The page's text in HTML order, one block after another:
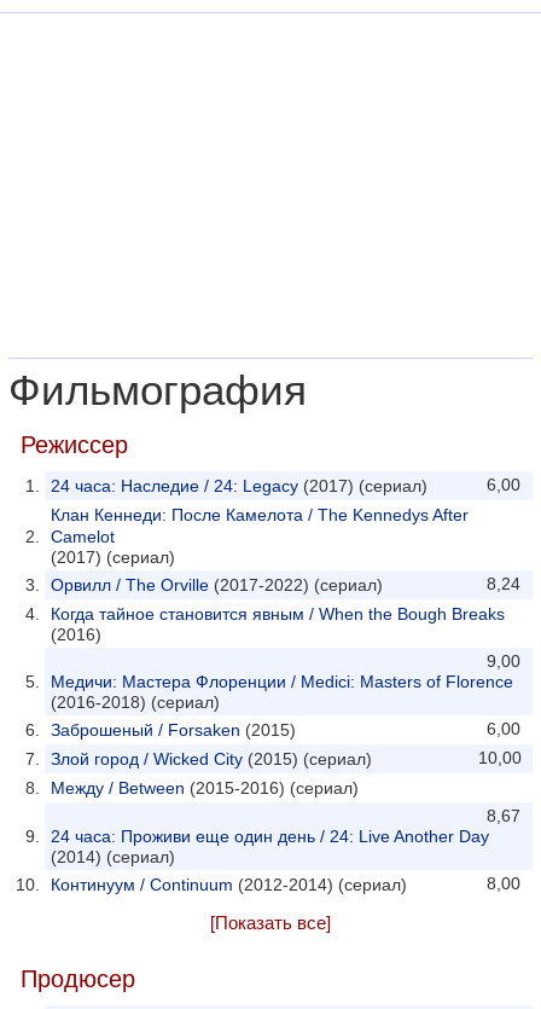
Фильмография
Режиссер
6,00
24 часа: Наследие / 24: Legacy (2017) (сериал)
Клан Кеннеди: После Камелота / The Kennedys After
Camelot
(2017) (сериал)
8,24
Орвилл / The Orville (2017-2022) (сериал)
Когда тайное становится явным / When the Bough Breaks
(2016)
9,00
Медичи: Мастера Флоренции / Medici: Masters of Florence
(2016-2018) (сериал)
6,00
Заброшеный / Forsaken (2015)
10,00
Злой город / Wicked City (2015) (сериал)
Между / Between (2015-2016) (сериал)
8,67
24 часа: Проживи еще один день / 24: Live Another Day
(2014) (сериал)
8,00
Континуум / Continuum (2012-2014) (сериал)
[Показать все]
Продюсер